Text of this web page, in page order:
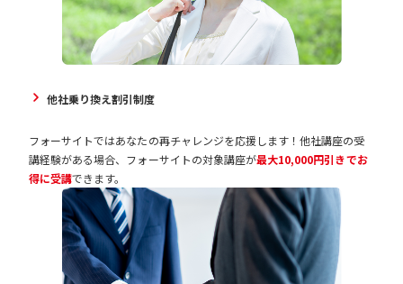
他社乗り換え割引制度
フォーサイトではあなたの再チャレンジを応援します！他社講座の受
講経験がある場合、フォーサイトの対象講座が最大10,000円引きでお
得に受講できます。